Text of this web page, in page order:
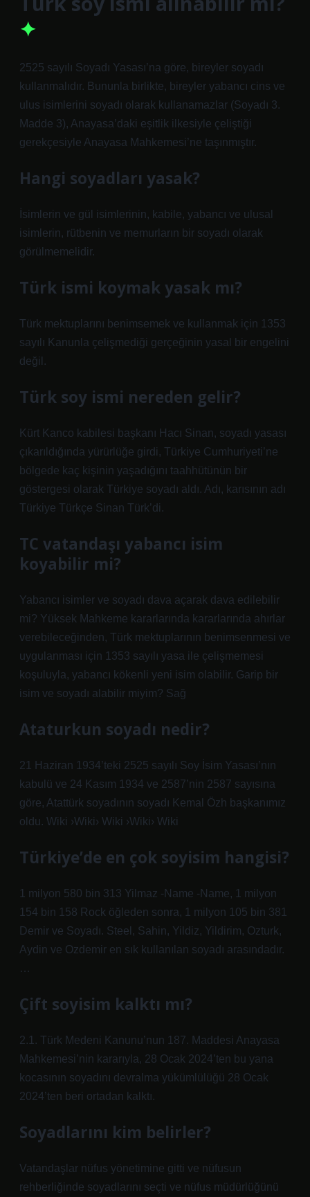
2525 sayılı Soyadı Yasası’na göre, bireyler soyadı
kullanmalıdır. Bununla birlikte, bireyler yabancı cins ve
ulus isimlerini soyadı olarak kullanamazlar (Soyadı 3.
Madde 3), Anayasa’daki eşitlik ilkesiyle çeliştiği
gerekçesiyle Anayasa Mahkemesi’ne taşınmıştır.
Hangi soyadları yasak?
İsimlerin ve gül isimlerinin, kabile, yabancı ve ulusal
isimlerin, rütbenin ve memurların bir soyadı olarak
görülmemelidir.
Türk ismi koymak yasak mı?
Türk mektuplarını benimsemek ve kullanmak için 1353
sayılı Kanunla çelişmediği gerçeğinin yasal bir engelini
değil.
Türk soy ismi nereden gelir?
Kürt Kanco kabilesi başkanı Hacı Sinan, soyadı yasası
çıkarıldığında yürürlüğe girdi, Türkiye Cumhuriyeti’ne
bölgede kaç kişinin yaşadığını taahhütünün bir
göstergesi olarak Türkiye soyadı aldı. Adı, karısının adı
Türkiye Türkçe Sinan Türk’di.
TC vatandaşı yabancı isim
koyabilir mi?
Yabancı isimler ve soyadı dava açarak dava edilebilir
mi? Yüksek Mahkeme kararlarında kararlarında ahırlar
verebileceğinden, Türk mektuplarının benimsenmesi ve
uygulanması için 1353 sayılı yasa ile çelişmemesi
koşuluyla, yabancı kökenli yeni isim olabilir. Garip bir
isim ve soyadı alabilir miyim? Sağ
Ataturkun soyadı nedir?
21 Haziran 1934’teki 2525 sayılı Soy İsim Yasası’nın
kabulü ve 24 Kasım 1934 ve 2587’nin 2587 sayısına
göre, Atattürk soyadının soyadı Kemal Özh başkanımız
oldu. Wiki ›Wiki› Wiki ›Wiki› Wiki
Türkiye’de en çok soyisim hangisi?
1 milyon 580 bin 313 Yilmaz -Name -Name, 1 milyon
154 bin 158 Rock öğleden sonra, 1 milyon 105 bin 381
Demir ve Soyadı. Steel, Sahin, Yildiz, Yildirim, Ozturk,
Aydin ve Ozdemir en sık kullanılan soyadı arasındadır.
…
Çift soyisim kalktı mı?
2.1. Türk Medeni Kanunu’nun 187. Maddesi Anayasa
Mahkemesi’nin kararıyla, 28 Ocak 2024’ten bu yana
kocasının soyadını devralma yükümlülüğü 28 Ocak
2024’ten beri ortadan kalktı.
Soyadlarını kim belirler?
Vatandaşlar nüfus yönetimine gitti ve nüfusun
rehberliğinde soyadlarını seçti ve nüfus müdürlüğünü